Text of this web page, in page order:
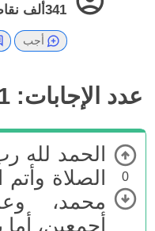
341ألف
أجب
عدد الإجابات:
0
الحمد لله
الصلاة
محمد،
أجمعين، أما